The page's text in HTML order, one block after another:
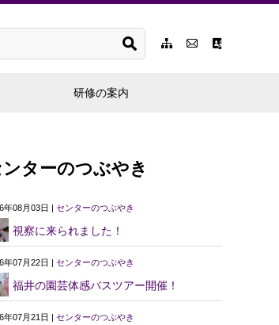
研修の案内
ターのつぶやき
年08月03日 | センターのつぶやき
視察に来られました！
年07月22日 | センターのつぶやき
福井の園芸体感バスツアー開催！
年07月21日 | センターのつぶやき